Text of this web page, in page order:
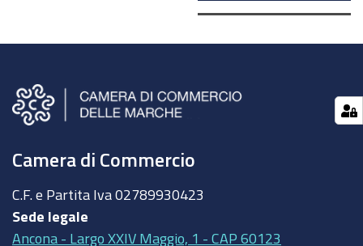
Camera di Commercio
C.F. e Partita Iva 02789930423
Sede legale
Ancona - Largo XXIV Maggio, 1 - CAP 60123